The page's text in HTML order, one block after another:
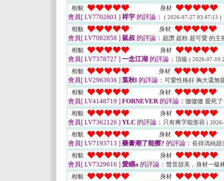
相貌 身材
會員[ LV7702601 ] 祥宇 的評論： ( 2026-07-27 03:47:13 )
相貌 身材
會員[ LV7082858 ] 鼠叔 的評論： 超讚 超粉 超可愛 的
相貌
身材
會員[ LV7378727 ] 一念江湖 的評論： 頂級 ( 2026-07-19
相貌 身材
會員[ LV2963936 ] 葉秋l 的評論： 可愛性格好 胸大還無
相貌
身材
會員[ LV4148719 ] FORNEVER的評論： 嗷嗷嗷 愛死
相貌
身材
會員[ LV7362126 ] YLC 的評論： 只有爽字能形容 (
相貌 身材
會員[ LV7193713 ] 藥膏潮了能擦? 的評論： 長得清純
相貌
身材
會員[ LV7329616 ] 愛睏a 的評論： 聲音甜美，身材一級
相貌
身材